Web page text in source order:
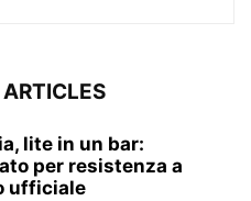
lite in un bar:
per resistenza a
ufficiale